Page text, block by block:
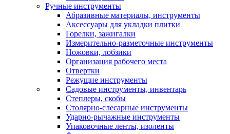
Ручные инструменты
Абразивные материалы, инструменты
Аксессуары для укладки плитки
Горелки, зажигалки
Измерительно-разметочные инструменты
Ножовки, лобзики
Организация рабочего места
Отвертки
Режущие инструменты
Садовые инструменты, инвентарь
Степлеры, скобы
Столярно-слесарные инструменты
Ударно-рычажные инструменты
Упаковочные ленты, изоленты